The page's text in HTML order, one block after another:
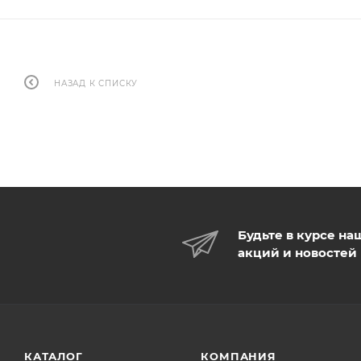
НАЗАД К СПИСКУ
Будьте в курсе
акций и новостей
КАТАЛОГ КОМПАНИЯ